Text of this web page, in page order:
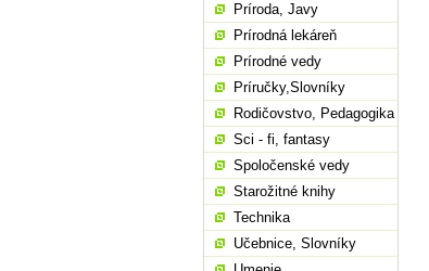
Príroda, Javy
Prírodná lekáreň
Prírodné vedy
Príručky,Slovníky
Rodičovstvo, Pedagogika
Sci - fi, fantasy
Spoločenské vedy
Starožitné knihy
Technika
Učebnice, Slovníky